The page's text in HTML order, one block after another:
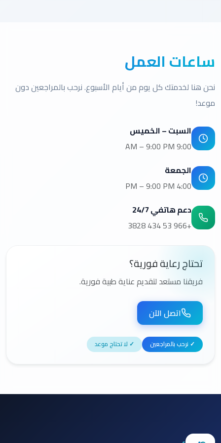
ساعات العمل
نحن هنا لخدمتك كل يوم من أيام الأسبوع. نرحب بالمراجعين دون
موعد!
السبت – الخميس
9:00 AM – 9:00 PM
الجمعة
4:00 PM – 9:00 PM
دعم هاتفي 24/7
+966 53 434 3828
تحتاج رعاية فورية؟
فريقنا مستعد لتقديم عناية طبية فورية.
اتصل الآن
✓ نرحب بالمراجعين ✓ لا تحتاج موعد